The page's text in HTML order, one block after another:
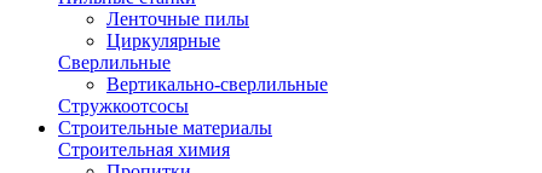
Ленточные пилы
Циркулярные
Сверлильные
Вертикально-сверлильные
Стружкоотсосы
Строительные материалы
Строительная химия